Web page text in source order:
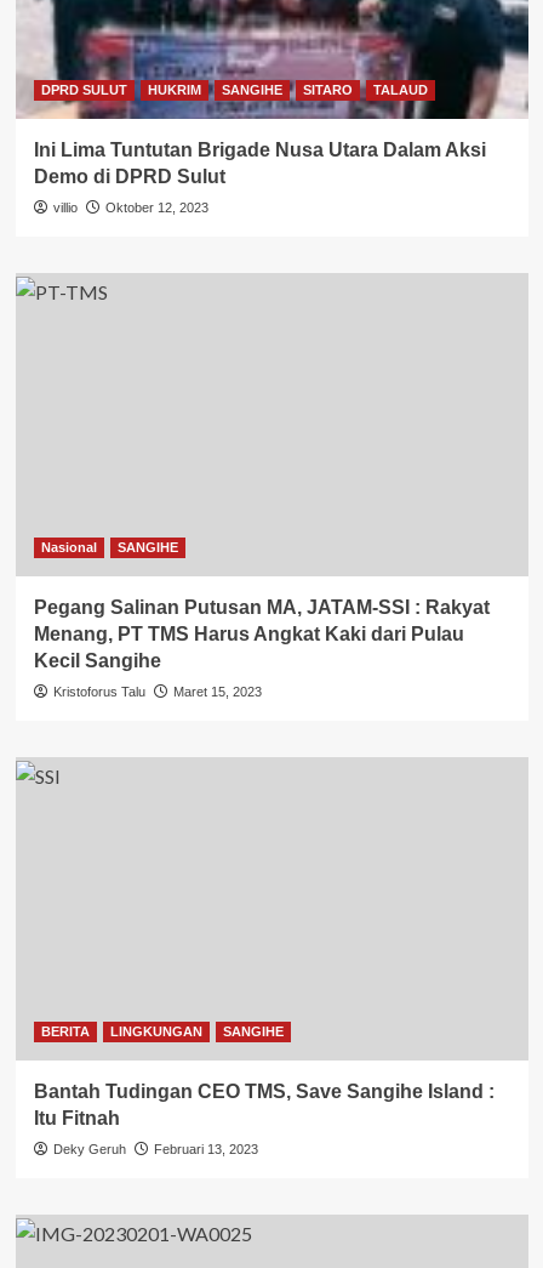
DPRD SULUT HUKRIM SANGIHE SITARO TALAUD
Ini Lima Tuntutan Brigade Nusa Utara Dalam Aksi
Demo di DPRD Sulut
villio Oktober 12, 2023
Nasional SANGIHE
Pegang Salinan Putusan MA, JATAM-SSI : Rakyat
Menang, PT TMS Harus Angkat Kaki dari Pulau
Kecil Sangihe
Kristoforus Talu Maret 15, 2023
BERITA LINGKUNGAN SANGIHE
Bantah Tudingan CEO TMS, Save Sangihe Island :
Itu Fitnah
Deky Geruh Februari 13, 2023